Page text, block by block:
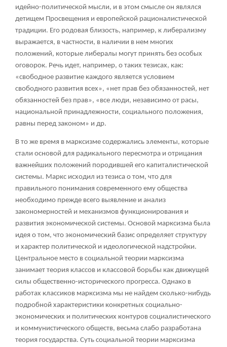
идейно-политической мысли, и в этом смысле он являлся
детищем Просвещения и европейской рационалистической
традиции. Его родовая близость, например, к либерализму
выражается, в частности, в наличии в нем многих
положений, которые либералы могут принять без особых
оговорок. Речь идет, например, о таких тезисах, как:
«свободное развитие каждого является условием
свободного развития всех», «нет прав без обязанностей, нет
обязанностей без прав», «все люди, независимо от расы,
национальной принадлежности, социального положения,
равны перед законом» и др.
В то же время в марксизме содержались элементы, которые
стали основой для радикального пересмотра и отрицания
важнейших положений породившей его капиталистической
системы. Маркс исходил из тезиса о том, что для
правильного понимания современного ему общества
необходимо прежде всего выявление и анализ
закономерностей и механизмов функционирования и
развития экономической системы. Основой марксизма была
идея о том, что экономический базис определяет структуру
и характер политической и идеологической надстройки.
Центральное место в социальной теории марксизма
занимает теория классов и классовой борьбы как движущей
силы общественно-исторического прогресса. Однако в
работах классиков марксизма мы не найдем сколько-нибудь
подробной характеристики конкретных социально-
экономических и политических контуров социалистического
и коммунистического обществ, весьма слабо разработана
теория государства. Суть социальной теории марксизма